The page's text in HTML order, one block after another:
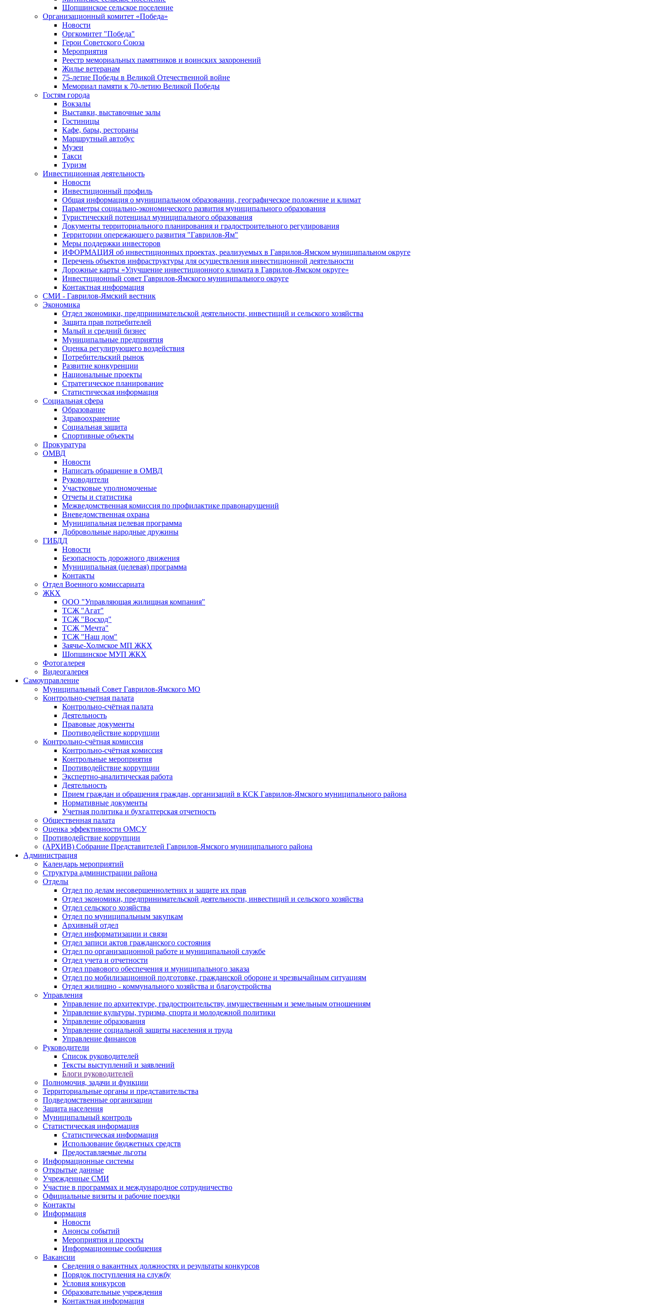
Шопшинское сельское поселение
Организационный комитет «Победа»
Новости
Оргкомитет "Победа"
Герои Советского Союза
Мероприятия
Реестр мемориальных памятников и воинских захоронений
Жилье ветеранам
75-летие Победы в Великой Отечественной войне
Мемориал памяти к 70-летию Великой Победы
Гостям города
Вокзалы
Выставки, выставочные залы
Гостиницы
Кафе, бары, рестораны
Маршрутный автобус
Музеи
Такси
Туризм
Инвестиционная деятельность
Новости
Инвестиционный профиль
Общая информация о муниципальном образовании, географическое положение и климат
Параметры социально-экономического развития муниципального образования
Туристический потенциал муниципального образования
Документы территориального планирования и градостроительного регулирования
Территории опережающего развития "Гаврилов-Ям"
Меры поддержки инвесторов
ИФОРМАЦИЯ об инвестиционных проектах, реализуемых в Гаврилов-Ямском муниципальном округе
Перечень объектов инфраструктуры для осуществления инвестиционной деятельности
Дорожные карты «Улучшение инвестиционного климата в Гаврилов-Ямском округе»
Инвестиционный совет Гаврилов-Ямского муниципального округе
Контактная информация
СМИ - Гаврилов-Ямский вестник
Экономика
Отдел экономики, предпринимательской деятельности, инвестиций и сельского хозяйства
Защита прав потребителей
Малый и средний бизнес
Муниципальные предприятия
Оценка регулирующего воздействия
Потребительский рынок
Развитие конкуренции
Национальные проекты
Стратегическое планирование
Статистическая информация
Социальная сфера
Образование
Здравоохранение
Социальная защита
Спортивные объекты
Прокуратура
ОМВД
Новости
Написать обращение в ОМВД
Руководители
Участковые уполномоченые
Отчеты и статистика
Межведомственная комиссия по профилактике правонарушений
Вневедомственная охрана
Муниципальная целевая программа
Добровольные народные дружины
ГИБДД
Новости
Безопасность дорожного движения
Муниципальная (целевая) программа
Контакты
Отдел Военного комиссариата
ЖКХ
ООО "Управляющая жилищная компания"
ТСЖ "Агат"
ТСЖ "Восход"
ТСЖ "Мечта"
ТСЖ "Наш дом"
Заячье-Холмское МП ЖКХ
Шопшинское МУП ЖКХ
Фотогалерея
Видеогалерея
Самоуправление
Муниципальный Совет Гаврилов-Ямского МО
Контрольно-счетная палата
Контрольно-счётная палата
Деятельность
Правовые документы
Противодействие коррупции
Контрольно-счётная комиссия
Контрольно-счётная комиссия
Контрольные мероприятия
Противодействие коррупции
Экспертно-аналитическая работа
Деятельность
Прием граждан и обращения граждан, организаций в КСК Гаврилов-Ямского муниципального района
Нормативные документы
Учетная политика и бухгалтерская отчетность
Общественная палата
Оценка эффективности ОМСУ
Противодействие коррупции
(АРХИВ) Собрание Представителей Гаврилов-Ямского муниципального района
Администрация
Календарь мероприятий
Структура администрации района
Отделы
Отдел по делам несовершеннолетних и защите их прав
Отдел экономики, предпринимательской деятельности, инвестиций и сельского хозяйства
Отдел сельского хозяйства
Отдел по муниципальным закупкам
Архивный отдел
Отдел информатизации и связи
Отдел записи актов гражданского состояния
Отдел по организационной работе и муниципальной службе
Отдел учета и отчетности
Отдел правового обеспечения и муниципального заказа
Отдел по мобилизационной подготовке, гражданской обороне и чрезвычайным ситуациям
Отдел жилищно - коммунального хозяйства и благоустройства
Управления
Управление по архитектуре, градостроительству, имущественным и земельным отношениям
Управление культуры, туризма, спорта и молодежной политики
Управление образования
Управление социальной защиты населения и труда
Управление финансов
Руководители
Список руководителей
Тексты выступлений и заявлений
Блоги руководителей
Полномочия, задачи и функции
Территориальные органы и представительства
Подведомственные организации
Защита населения
Муниципальный контроль
Статистическая информация
Статистическая информация
Использование бюджетных средств
Предоставляемые льготы
Информационные системы
Открытые данные
Учрежденные СМИ
Участие в программах и международное сотрудничество
Официальные визиты и рабочие поездки
Контакты
Информация
Новости
Анонсы событий
Мероприятия и проекты
Информационные сообщения
Вакансии
Сведения о вакантных должностях и результаты конкурсов
Порядок поступления на службу
Условия конкурсов
Образовательные учреждения
Контактная информация